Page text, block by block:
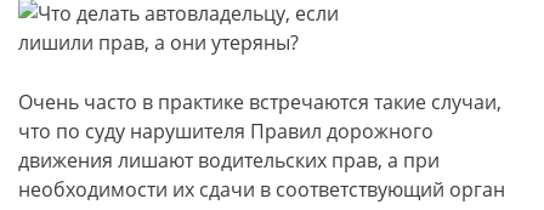
Очень часто в практике встречаются такие случаи,
что по суду нарушителя Правил дорожного
движения лишают водительских прав, а при
необходимости их сдачи в соответствующий орган